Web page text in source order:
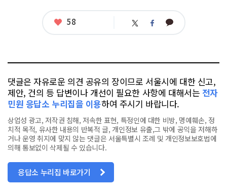
좋
58 트 페 카
댓글은 자유로운 의견 공유의 장이므로 서울시에 대한 신고,
제안, 건의 등 답변이나 개선이 필요한 사항에 대해서는 전자
민원 응답소 누리집을 이용하여 주시기 바랍니다.
상업성 광고, 저작권 침해, 저속한 표현, 특정인에 대한 비방, 명예훼손, 정
치적 목적, 유사한 내용의 반복적 글, 개인정보 유출,그 밖에 공익을 저해하
거나 운영 취지에 맞지 않는 댓글은 서울특별시 조례 및 개인정보보호법에
의해 통보없이 삭제될 수 있습니다.
응답소 누리집 바로가기